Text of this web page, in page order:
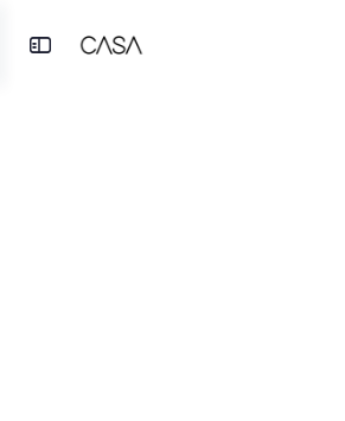
Toggle